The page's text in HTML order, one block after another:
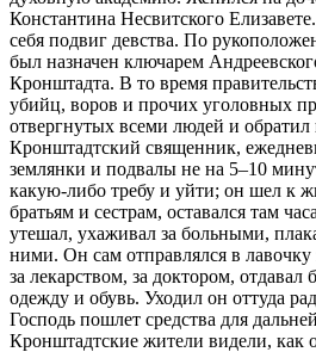
Константина Несвитского
себя подвиг девства. По
был назначен ключарем
Кронштадта. В то время
убийц, воров и прочих уголовных
отвергнутых всеми людей и
Кронштадтский священник,
землянки и подвалы не на 5–10
какую-либо требу и уйти; он шел к
братьям и сестрам, оставался там
утешал, ухаживал за больными,
ними. Он сам отправлялся в лавочку
за лекарством, за доктором, отдавал
одежду и обувь. Уходил он оттуда
Господь пошлет средства для
Кронштадтские жители видели, как